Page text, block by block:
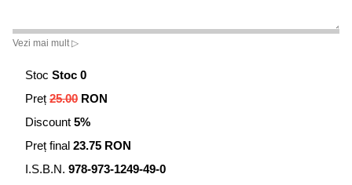
Vezi mai mult ▷
Stoc Stoc 0
Preț 25.00 RON
Discount 5%
Preț final 23.75 RON
I.S.B.N. 978-973-1249-49-0